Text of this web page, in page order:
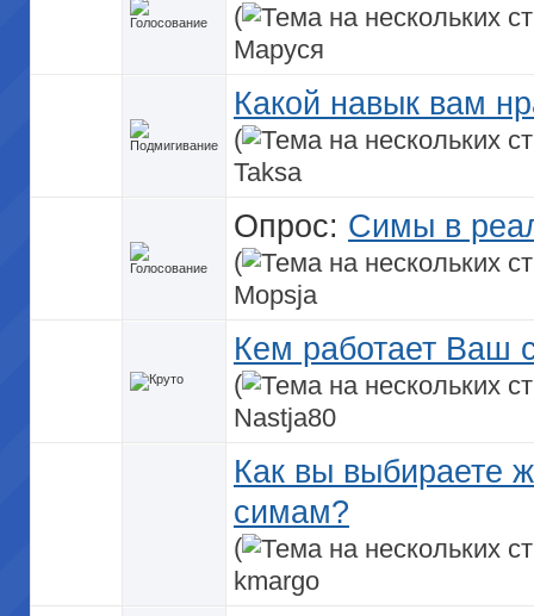
(
Маруся
Какой навык вам
(
Taksa
Опрос: Симы в
(
Mopsja
Кем работает Ваш
(
Nastja80
Как вы выбираете
симам?
(
kmargo